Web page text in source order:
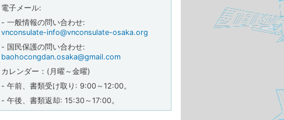
電子メール:
- 一般情報の問い合わせ:
vnconsulate-info@vnconsulate-osaka.org
- 国民保護の問い合わせ:
baohocongdan.osaka@gmail.com
カレンダー：(月曜～金曜)
- 午前、書類受け取り: 9:00～12:00。
- 午後、書類返却: 15:30～17:00。